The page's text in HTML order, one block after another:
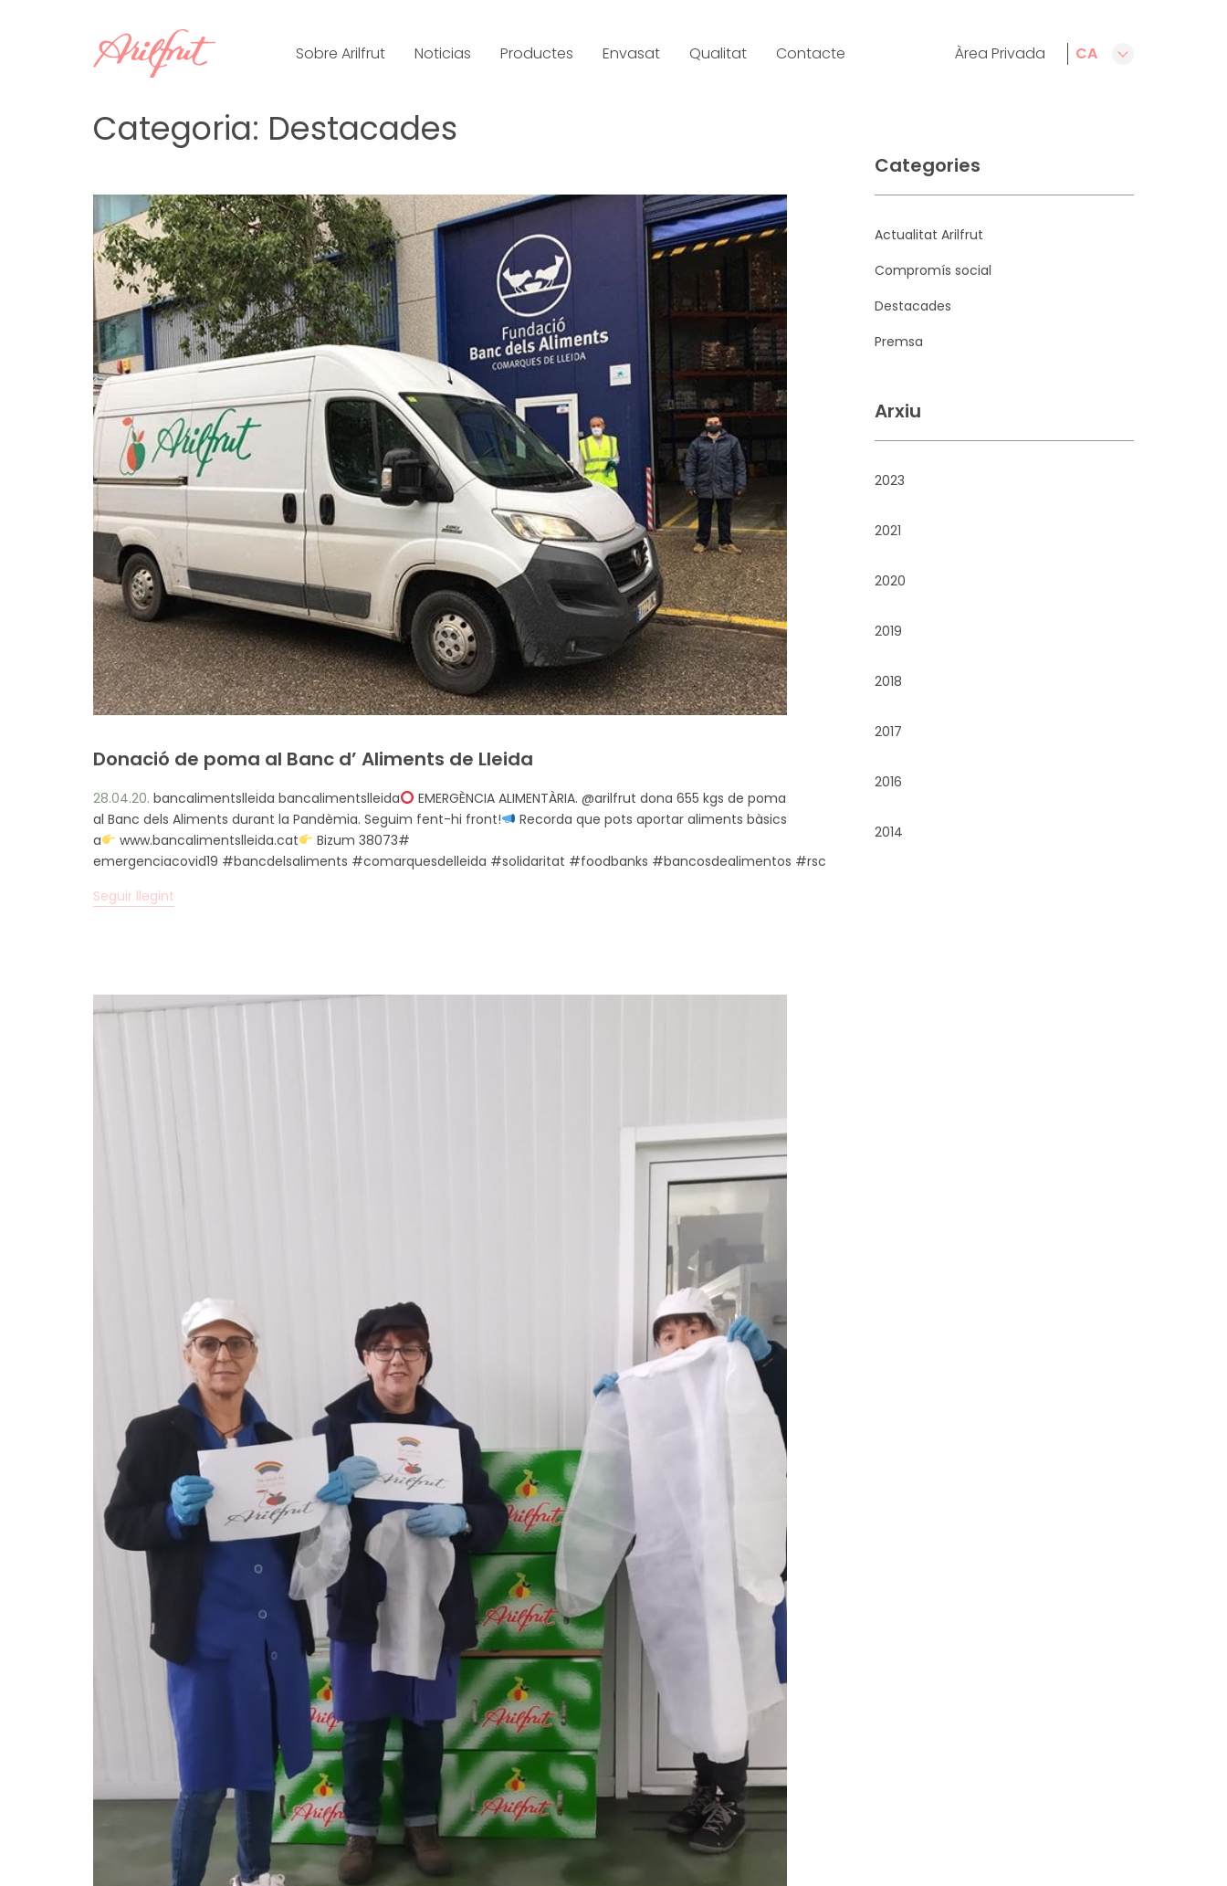
Sobre Arilfrut Noticias Productes Envasat Qualitat Contacte Àrea Privada
CA
Categoria: Destacades
Donació de poma al Banc d’ Aliments de Lleida
28.04.20. bancalimentslleida bancalimentslleida
EMERGÈNCIA ALIMENTÀRIA. @arilfrut dona 655 kgs de poma
al Banc dels Aliments durant la Pandèmia. Seguim fent-hi front!
Recorda que pots aportar aliments bàsics
a
www.bancalimentslleida.cat
Bizum 38073#
emergenciacovid19 #bancdelsaliments #comarquesdelleida #solidaritat #foodbanks #bancosdealimentos #rsc
Seguir llegint
Categories
Actualitat Arilfrut
Compromís social
Destacades
Premsa
Arxiu
2023
2021
2020
2019
2018
2017
2016
2014